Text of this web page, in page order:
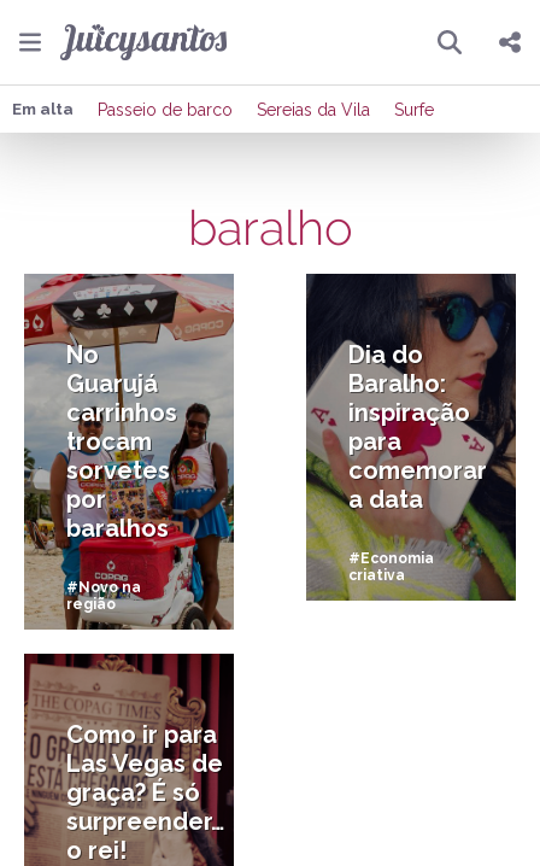
Pesquisar
Compartilhar
Publicar no Facebook
Publicar no X
Em alta Passeio de barco Sereias da Vila Surfe
baralho
No
Guarujá
carrinhos
trocam
sorvetes
por
baralhos
#Novo na
região
Dia do
Baralho:
inspiração
para
comemorar
a data
#Economia
criativa
18/08/2014
Como ir para
Las Vegas de
graça? É só
surpreender…
o rei!